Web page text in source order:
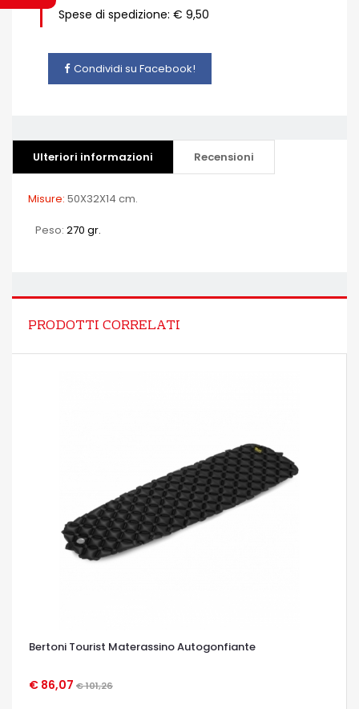
Spese di spedizione: € 9,50
Condividi su Facebook!
Ulteriori informazioni Recensioni
Misure: 50X32X14 cm.
Peso: 270 gr.
PRODOTTI CORRELATI
Bertoni Tourist Materassino Autogonfiante
€ 86,07 € 101,26
OCCHIATA VELOCE